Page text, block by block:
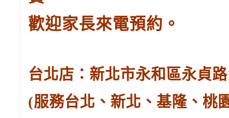
歡迎家長來電預約。
台北店：新北市永和區永貞
(服務台北、新北、基隆、桃